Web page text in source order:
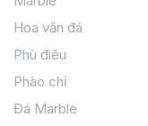
Hoa văn đá
Phù điêu
Phào chỉ
Đá Marble